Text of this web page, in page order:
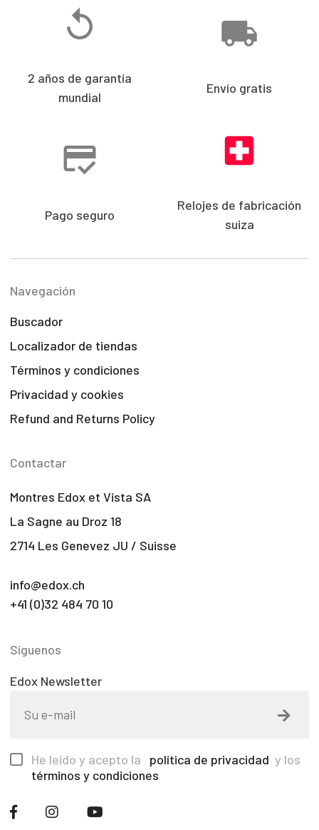
2 años de garantía
mundial
Envío gratis
Pago seguro
Relojes de fabricación
suiza
Navegación
Buscador
Localizador de tiendas
Términos y condiciones
Privacidad y cookies
Refund and Returns Policy
Contactar
Montres Edox et Vista SA
La Sagne au Droz 18
2714 Les Genevez JU / Suisse
info@edox.ch
+41 (0)32 484 70 10
Síguenos
Edox Newsletter
He leído y acepto la política de privacidad y los
términos y condiciones